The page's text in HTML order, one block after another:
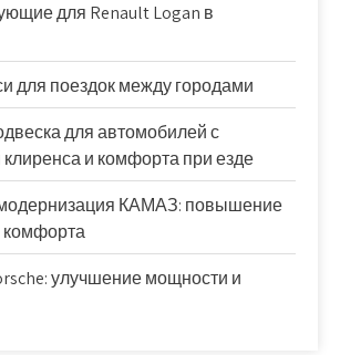
для Renault Logan в
для поездок между городами
для автомобилей с
клиренса и комфорта при езде
КАМАЗ: повышение
комфорта
улучшение мощности и